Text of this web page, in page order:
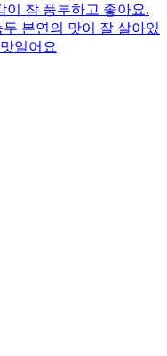
이 참 풍부하고 좋아요.
본연의 맛이 잘 살아있
일어요